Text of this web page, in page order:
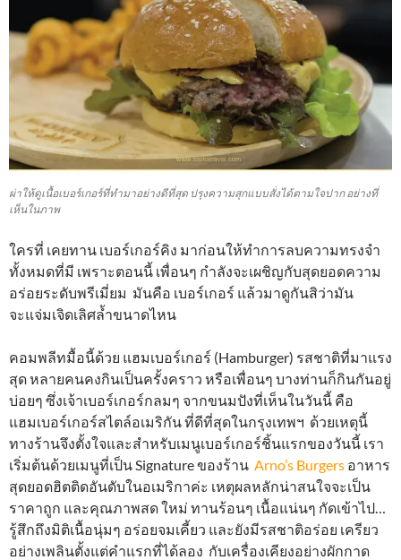
ผ่าให้ดูเนื้อเบอร์เกอร์ที่ทำมาอย่างดีที่สุด ปรุงความสุกแบบสั่งได้ตามใจปาก อย่างที่
เห็นในภาพ
ใครที่ เคยทาน เบอร์เกอร์คิง มาก่อนให้ทำการลบความทรงจำ
ทั้งหมดที่มี เพราะตอนนี้ เพื่อนๆ กำลังจะเผชิญกับสุดยอดความ
อร่อยระดับพรีเมี่ยม มันคือ เบอร์เกอร์ แล้วมาดูกันสิว่ามัน
จะแจ่มเจิดเลิศล้ำขนาดไหน
คอมพลีทมื้อนี้ด้วย แฮมเบอร์เกอร์ (Hamburger) รสชาติที่มาแรง
สุด หลายคนคงกินเป็นครั้งคราว หรือเพื่อนๆ บางท่านก็กินกันอยู่
บ่อยๆ ซึ่งเจ้าเบอร์เกอร์กลมๆ จากขนมปังที่เห็นในวันนี้ คือ
แฮมเบอร์เกอร์สไตล์อเมริกัน ที่ดีที่สุดในกรุงเทพฯ ด้วยเหตุนี้
ทางร้านจึงตั้งใจและสำหรับเมนูเบอร์เกอร์ชิ้นแรกของวันนี้ เรา
เริ่มต้นด้วยเมนูที่เป็น Signature ของร้าน Arno’s Burgers อาหาร
สุดยอดฮิตติดอันดับในอเมริกาค่ะ เหตุผลหลักน่าสนใจจะเป็น
ราคาถูก และคุณภาพสด ใหม่ ทานร้อนๆ เนื้อแน่นๆ กัดเข้าไป…
รู้สึกถึงมิติเนื้อนุ่มๆ อร่อยจมเคี้ยว และยังมีรสชาติอร่อย เครียว
อย่างเพลินตั้งแต่คำแรกที่ได้ลอง กับเครื่องเคียงอย่างผักกาด